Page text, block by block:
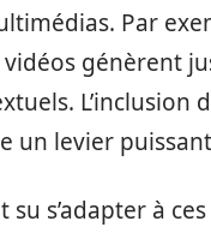
Par
génèrent
L’inclusion
un levier
s’adapter à